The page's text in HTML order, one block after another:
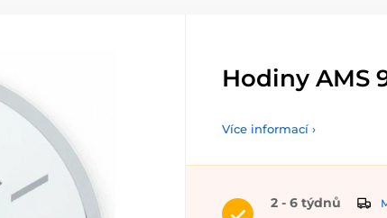
Hodiny AMS
Více informací ›
2 - 6 týdnů